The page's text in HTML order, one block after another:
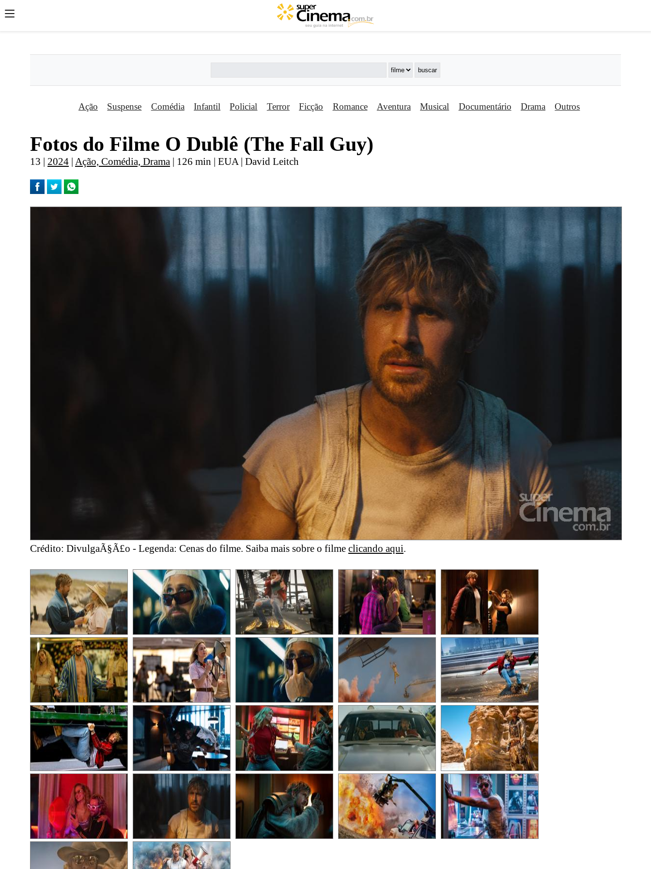
';';
Ação Suspense Comédia Infantil Policial Terror Ficção Romance Aventura Musical Documentário Drama Outros
Fotos do Filme O Dublê (The Fall Guy)
13 | 2024 | Ação, Comédia, Drama | 126 min | EUA | David Leitch
Crédito: DivulgaÃ§Ã£o - Legenda: Cenas do filme. Saiba mais sobre o filme clicando aqui.